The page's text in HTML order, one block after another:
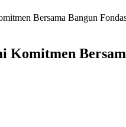
Bersama Bangun
Komitmen